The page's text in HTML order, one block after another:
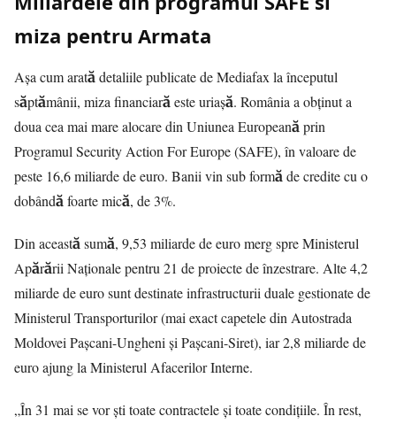
miza pentru Armata
Așa cum arată detaliile publicate deMediafax la începutul
săptămânii, miza financiară este uriașă. România a obținut a
doua cea mai mare alocare din Uniunea Europeană prin
Programul Security Action For Europe (SAFE), în valoare de
peste 16,6 miliarde de euro. Banii vin sub formă de credite cu o
dobândă foarte mică, de 3%.
Din această sumă, 9,53 miliarde de euro merg spre Ministerul
Apărării Naționale pentru 21 de proiecte de înzestrare. Alte 4,2
miliarde de euro sunt destinate infrastructurii duale gestionate de
Ministerul Transporturilor (mai exact capetele din Autostrada
Moldovei Pașcani-Ungheni și Pașcani-Siret), iar 2,8 miliarde de
euro ajung la Ministerul Afacerilor Interne.
„În 31 mai se vor ști toate contractele și toate condițiile. În rest,